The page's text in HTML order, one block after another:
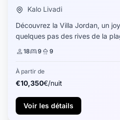
Kalo Livadi
Découvrez la Villa Jordan, un
quelques pas des rives de la
Mykonos. Cette magnifique
18 9 9
À partir de
€10,350€/nuit
Voir les détails